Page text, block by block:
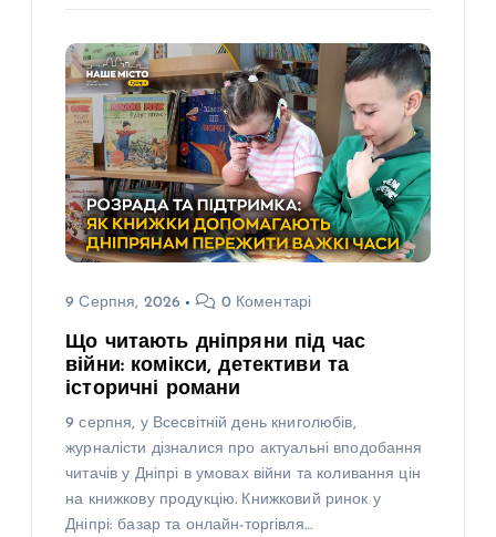
9 Серпня, 2026 0 Коментарі
Що читають дніпряни під час
війни: комікси, детективи та
історичні романи
9 серпня, у Всесвітній день книголюбів,
журналісти дізналися про актуальні вподобання
читачів у Дніпрі в умовах війни та коливання цін
на книжкову продукцію. Книжковий ринок у
Дніпрі: базар та онлайн-торгівля…